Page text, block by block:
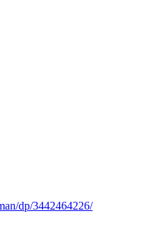
dp/3442464226/